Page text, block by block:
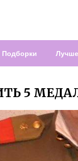
Подборки
5